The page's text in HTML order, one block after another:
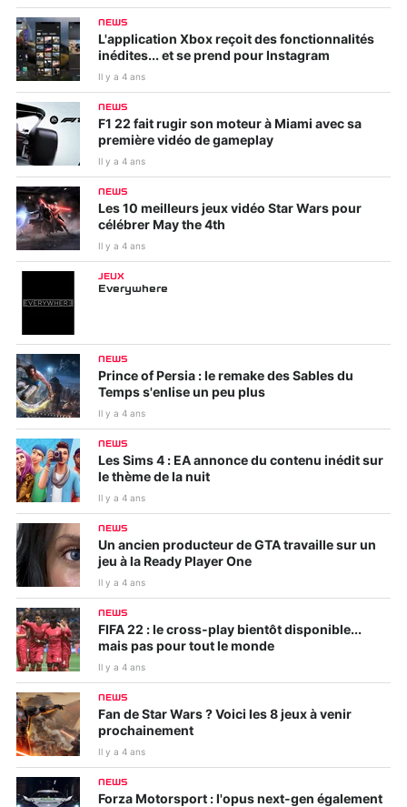
NEWS
L'application Xbox reçoit des fonctionnalités
inédites... et se prend pour Instagram
Il y a 4 ans
NEWS
F1 22 fait rugir son moteur à Miami avec sa
première vidéo de gameplay
Il y a 4 ans
NEWS
Les 10 meilleurs jeux vidéo Star Wars pour
célébrer May the 4th
Il y a 4 ans
JEUX
Everywhere
NEWS
Prince of Persia : le remake des Sables du
Temps s'enlise un peu plus
Il y a 4 ans
NEWS
Les Sims 4 : EA annonce du contenu inédit sur
le thème de la nuit
Il y a 4 ans
NEWS
Un ancien producteur de GTA travaille sur un
jeu à la Ready Player One
Il y a 4 ans
NEWS
FIFA 22 : le cross-play bientôt disponible...
mais pas pour tout le monde
Il y a 4 ans
NEWS
Fan de Star Wars ? Voici les 8 jeux à venir
prochainement
Il y a 4 ans
NEWS
Forza Motorsport : l'opus next-gen également